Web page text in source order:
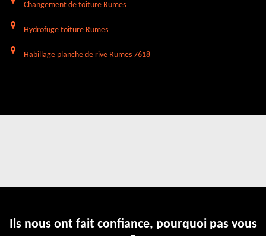
Changement de toiture Rumes
Hydrofuge toiture Rumes
Habillage planche de rive Rumes 7618
Ils nous ont fait confiance, pourquoi pas vous